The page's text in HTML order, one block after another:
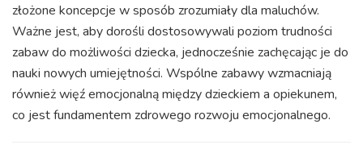
złożone koncepcje w sposób zrozumiały dla maluchów.
Ważne jest, aby dorośli dostosowywali poziom trudności
zabaw do możliwości dziecka, jednocześnie zachęcając je do
nauki nowych umiejętności. Wspólne zabawy wzmacniają
również więź emocjonalną między dzieckiem a opiekunem,
co jest fundamentem zdrowego rozwoju emocjonalnego.